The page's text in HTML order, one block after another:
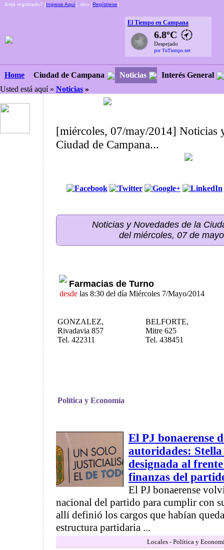
Está registrado? [Ingrese Aquí], sino [Regístrese]
El Tiempo en Campana
6.8ºC
Despejado
por TuTiempo.net
Home Ciudad de Campana Noticias
Interés General
Usted está aquí » Noticias »
[miércoles, 07/may/2014] Noticias
Ciudad de Campana...
Noticias y Novedades de la
del miércoles, 07 de
Farmacias de Turno
desde las 8:30 del día Miércoles 7/Mayo/2014
GONZALEZ,
Rivadavia 857
Tel. 422311
BELFORTE,
Mitre 625
Tel. 438451
Política y Economía
El PJ bonaerense
autoridades:
designada al
finanzas del
El PJ bonaerense
nacional del partido para cumplir con
allí definió los cargos que habían
estructura partidaria ...
Locales - Política y